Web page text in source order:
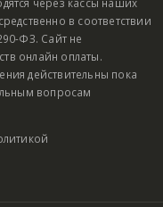
в соответствии
ФЗ. Сайт не
онлайн оплаты.
действительны пока
вопросам